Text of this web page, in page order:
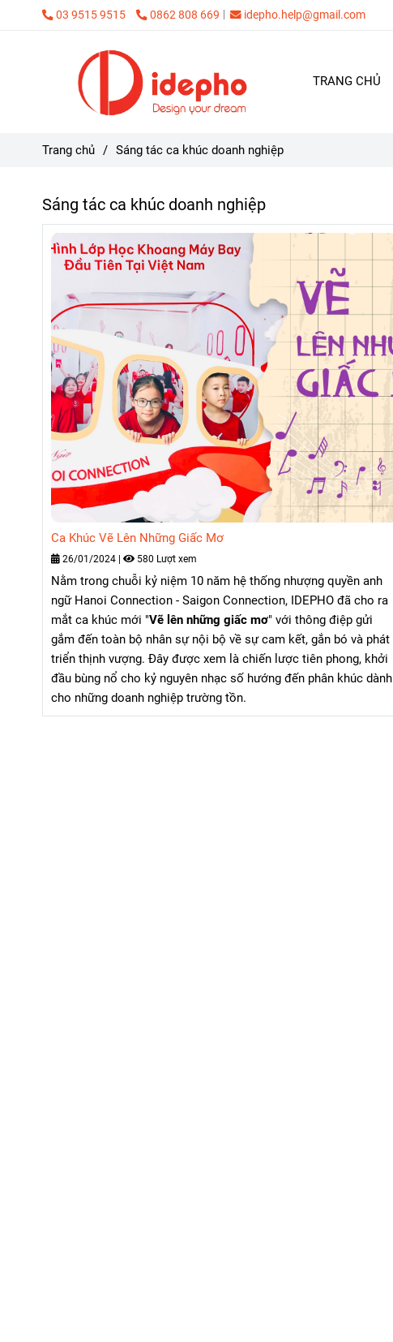
03 9515 9515 0862 808 669 idepho.help@gmail.com
TRANG CHỦ
Trang chủ / Sáng tác ca khúc doanh nghiệp
Sáng tác ca khúc doanh nghiệp
Ca Khúc Vẽ Lên Những Giấc Mơ
26/01/2024 580 Lượt xem
Nằm trong chuỗi kỷ niệm 10 năm hệ thống nhượng quyền anh
ngữ Hanoi Connection - Saigon Connection, IDEPHO đã cho ra
mắt ca khúc mới "Vẽ lên những giấc mơ" với thông điệp gửi
gắm đến toàn bộ nhân sự nội bộ về sự cam kết, gắn bó và phát
triển thịnh vượng. Đây được xem là chiến lược tiên phong, khởi
đầu bùng nổ cho kỷ nguyên nhạc số hướng đến phân khúc dành
cho những doanh nghiệp trường tồn.